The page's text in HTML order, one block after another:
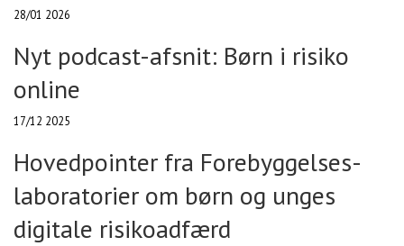
28/01 2026
Nyt podcast-afsnit: Børn i risiko
online
17/12 2025
Hovedpointer fra Forebyggelses-
laboratorier om børn og unges
digitale risikoadfærd